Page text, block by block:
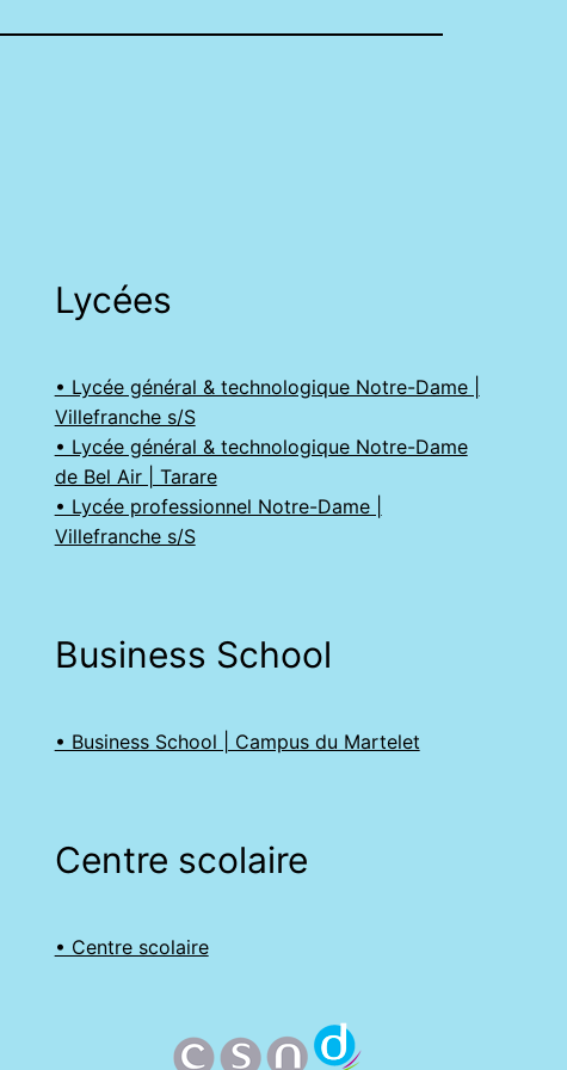
Lycées
• Lycée général & technologique Notre-Dame |
Villefranche s/S
• Lycée général & technologique Notre-Dame
de Bel Air | Tarare
• Lycée professionnel Notre-Dame |
Villefranche s/S
Business School
• Business School | Campus du Martelet
Centre scolaire
• Centre scolaire